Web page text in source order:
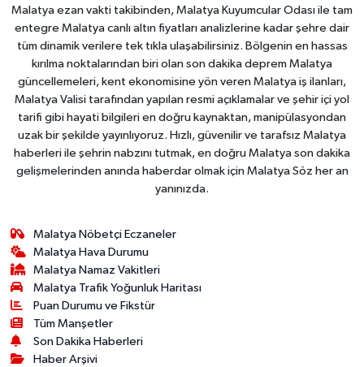
Malatya ezan vakti takibinden, Malatya Kuyumcular Odası ile tam
entegre Malatya canlı altın fiyatları analizlerine kadar şehre dair
tüm dinamik verilere tek tıkla ulaşabilirsiniz. Bölgenin en hassas
kırılma noktalarından biri olan son dakika deprem Malatya
güncellemeleri, kent ekonomisine yön veren Malatya iş ilanları,
Malatya Valisi tarafından yapılan resmi açıklamalar ve şehir içi yol
tarifi gibi hayati bilgileri en doğru kaynaktan, manipülasyondan
uzak bir şekilde yayınlıyoruz. Hızlı, güvenilir ve tarafsız Malatya
haberleri ile şehrin nabzını tutmak, en doğru Malatya son dakika
gelişmelerinden anında haberdar olmak için Malatya Söz her an
yanınızda.
Malatya Nöbetçi Eczaneler
Malatya Hava Durumu
Malatya Namaz Vakitleri
Malatya Trafik Yoğunluk Haritası
Puan Durumu ve Fikstür
Tüm Manşetler
Son Dakika Haberleri
Haber Arşivi